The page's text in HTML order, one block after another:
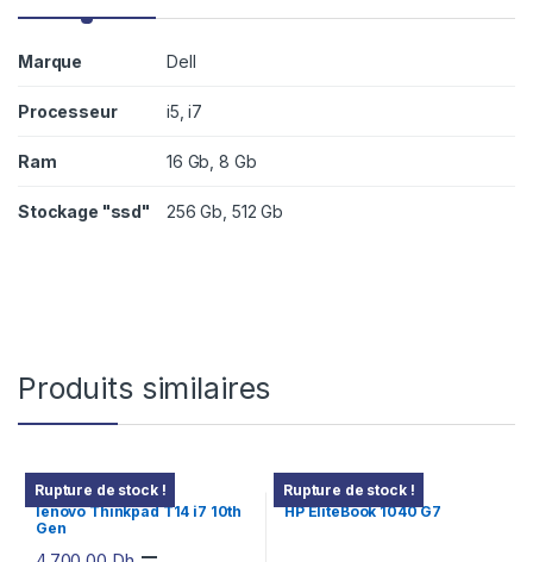
Marque Dell
Processeur i5, i7
Ram 16 Gb, 8 Gb
Stockage "ssd" 256 Gb, 512 Gb
Produits similaires
Rupture de stock !
Pc Portable
lenovo Thinkpad T14 i7 10th
Gen
Rupture de stock !
Pc Portable
HP EliteBook 1040 G7